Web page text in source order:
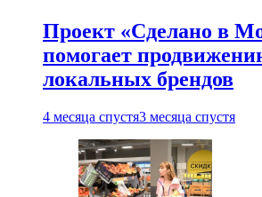
Проект «Сделано в
помогает
локальных брендов
4 месяца спустя3 месяца спустя